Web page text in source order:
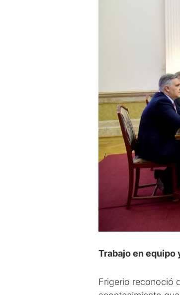
Trabajo en equipo
Frigerio reconoció